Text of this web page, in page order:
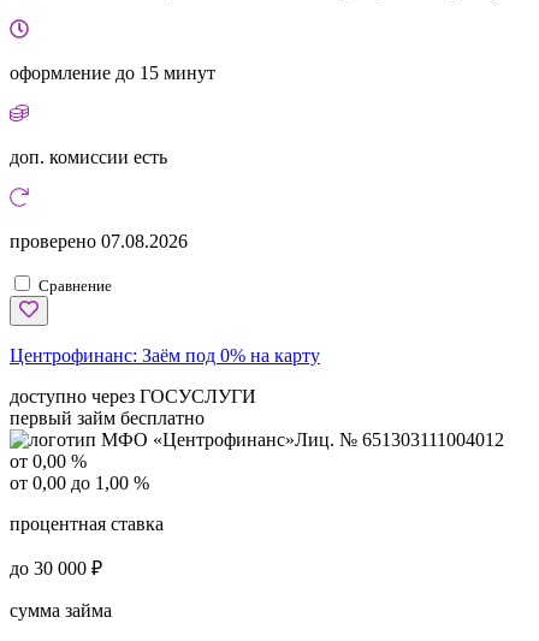
оформление до 15 минут
доп. комиссии есть
проверено 07.08.2026
Сравнение
Центрофинанс: Заём под 0% на карту
доступно через ГОСУСЛУГИ
первый займ бесплатно
Лиц. № 651303111004012
от 0,00 %
от 0,00 до 1,00 %
процентная ставка
до 30 000 ₽
сумма займа